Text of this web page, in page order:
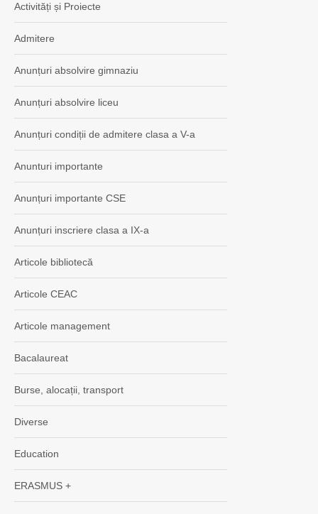
Activități și Proiecte
Admitere
Anunțuri absolvire gimnaziu
Anunțuri absolvire liceu
Anunțuri condiții de admitere clasa a V-a
Anunturi importante
Anunțuri importante CSE
Anunțuri inscriere clasa a IX-a
Articole bibliotecă
Articole CEAC
Articole management
Bacalaureat
Burse, alocații, transport
Diverse
Education
ERASMUS +